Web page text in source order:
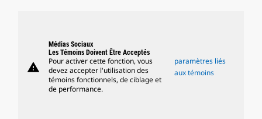
warning
Médias Sociaux
Les Témoins Doivent Être Acceptés
Pour activer cette fonction, vous
devez accepter l'utilisation des
témoins fonctionnels, de ciblage et
de performance.
paramètres liés
aux témoins